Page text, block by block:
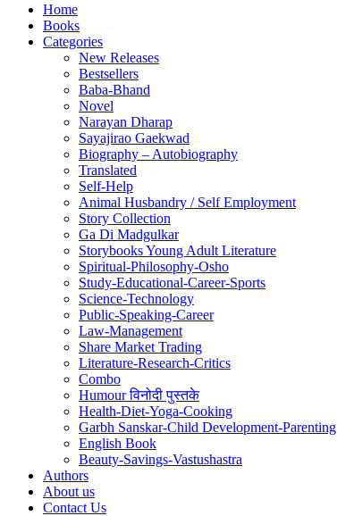
Home
Books
Categories
New Releases
Bestsellers
Baba-Bhand
Novel
Narayan Dharap
Sayajirao Gaekwad
Biography – Autobiography
Translated
Self-Help
Animal Husbandry / Self Employment
Story Collection
Ga Di Madgulkar
Storybooks Young Adult Literature
Spiritual-Philosophy-Osho
Study-Educational-Career-Sports
Science-Technology
Public-Speaking-Career
Law-Management
Share Market Trading
Literature-Research-Critics
Combo
Humour विनोदी पुस्तके
Health-Diet-Yoga-Cooking
Garbh Sanskar-Child Development-Parenting
English Book
Beauty-Savings-Vastushastra
Authors
About us
Contact Us